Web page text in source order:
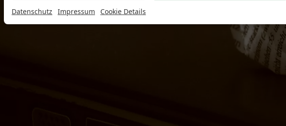
Datenschutz Impressum Cookie Details